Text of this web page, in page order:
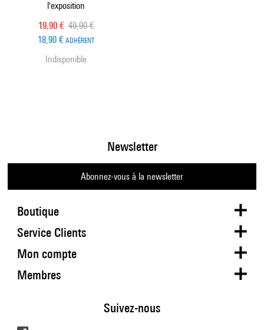
l'exposition
Prix ​​actuel
19,90 € Ancien prix
49,90 €
18,90 € ADHÉRENT
Indisponible
Boutique
Newsletter
Abonnez-vous à la newsletter
Service Clients
Mon compte
Membres
Suivez-nous